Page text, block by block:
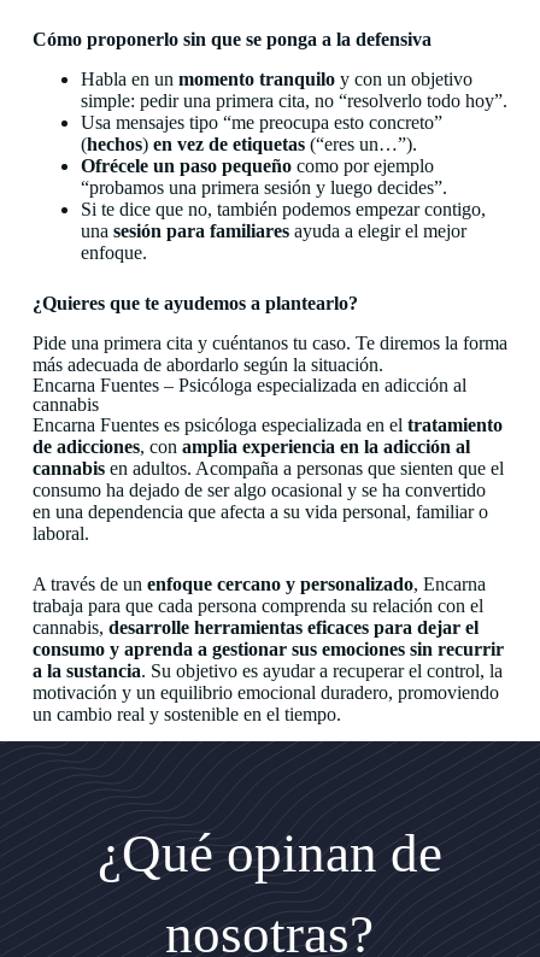
Cómo proponerlo sin que se ponga a la defensiva
Habla en un momento tranquiloy con un objetivo
simple: pedir una primera cita, no “resolverlo todo hoy”.
Usa mensajes tipo “me preocupa esto concreto”
(hechos)en vez de etiquetas(“eres un…”).
Ofrécele un paso pequeñocomo por ejemplo
“probamos una primera sesión y luego decides”.
Si te dice que no, también podemos empezar contigo,
una sesión para familiaresayuda a elegir el mejor
enfoque.
¿Quieres que te ayudemos a plantearlo?
Pide una primera cita y cuéntanos tu caso. Te diremos la forma
más adecuada de abordarlo según la situación.
Encarna Fuentes – Psicóloga especializada en adicción al
cannabis
Encarna Fuentes es psicóloga especializada en el tratamiento
de adicciones, con amplia experiencia en la adicción al
cannabisen adultos. Acompaña a personas que sienten que el
consumo ha dejado de ser algo ocasional y se ha convertido
en una dependencia que afecta a su vida personal, familiar o
laboral.
A través de un enfoque cercano y personalizado, Encarna
trabaja para que cada persona comprenda su relación con el
cannabis, desarrolle herramientas eficaces para dejar el
consumo y aprenda a gestionar sus emociones sin recurrir
a la sustancia. Su objetivo es ayudar a recuperar el control, la
motivación y un equilibrio emocional duradero, promoviendo
un cambio real y sostenible en el tiempo.
¿Qué opinan de
nosotras?